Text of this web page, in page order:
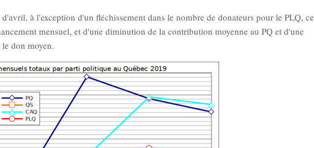
à l'exception d'un fléchissement dans le nombre de donateurs pour le PLQ, ce
mensuel, et d'une diminution de la contribution moyenne au PQ et d'une
don moyen.